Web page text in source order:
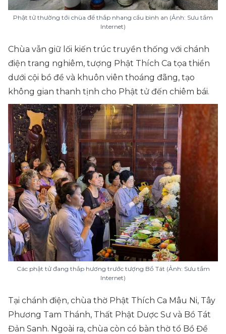
Phật tử thường tới chùa để thắp nhang cầu bình an (Ảnh: Sưu tầm
Internet)
Chùa vẫn giữ lối kiến trúc truyền thống với chánh
điện trang nghiêm, tượng Phật Thích Ca tọa thiền
dưới cội bồ đề và khuôn viên thoáng đãng, tạo
không gian thanh tịnh cho Phật tử đến chiêm bái.
Các phật tử đang thắp hương trước tượng Bồ Tát (Ảnh: Sưu tầm
Internet)
Tại chánh điện, chùa thờ Phật Thích Ca Mâu Ni, Tây
Phương Tam Thánh, Thất Phật Dược Sư và Bồ Tát
Đản Sanh. Ngoài ra, chùa còn có bàn thờ tổ Bồ Đề